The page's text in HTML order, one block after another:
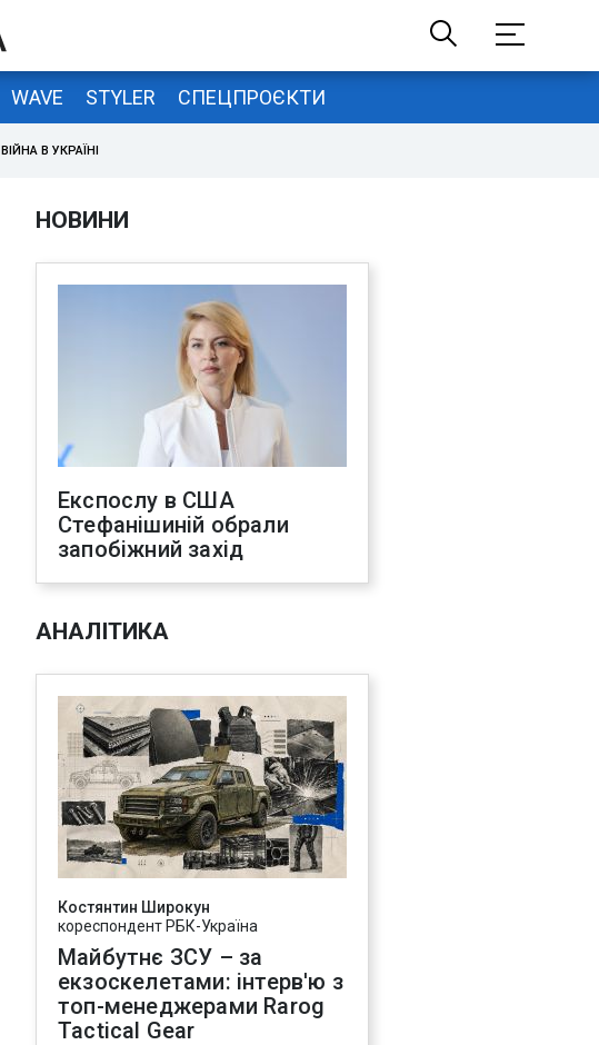
WAVE STYLER СПЕЦПРОЄКТИ
ВІЙНА В УКРАЇНІ
НОВИНИ
Експослу в США
Стефанішиній обрали
запобіжний захід
АНАЛІТИКА
Костянтин Широкун
кореспондент РБК-Україна
Майбутнє ЗСУ – за
екзоскелетами: інтерв'ю з
топ-менеджерами Rarog
Tactical Gear